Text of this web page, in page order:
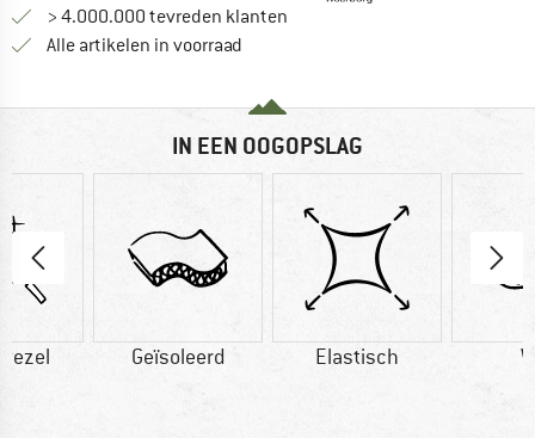
> 4.000.000 tevreden klanten
Alle artikelen in voorraad
IN EEN OOGOPSLAG
Geïsoleerd Elastisch